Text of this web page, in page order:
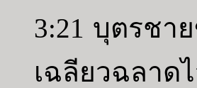
3:21 บุตรชา
เฉลียวฉลาด